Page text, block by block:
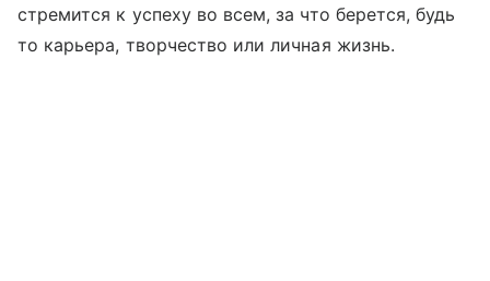
стремится к успеху во всем, за что берется, будь
то карьера, творчество или личная жизнь.